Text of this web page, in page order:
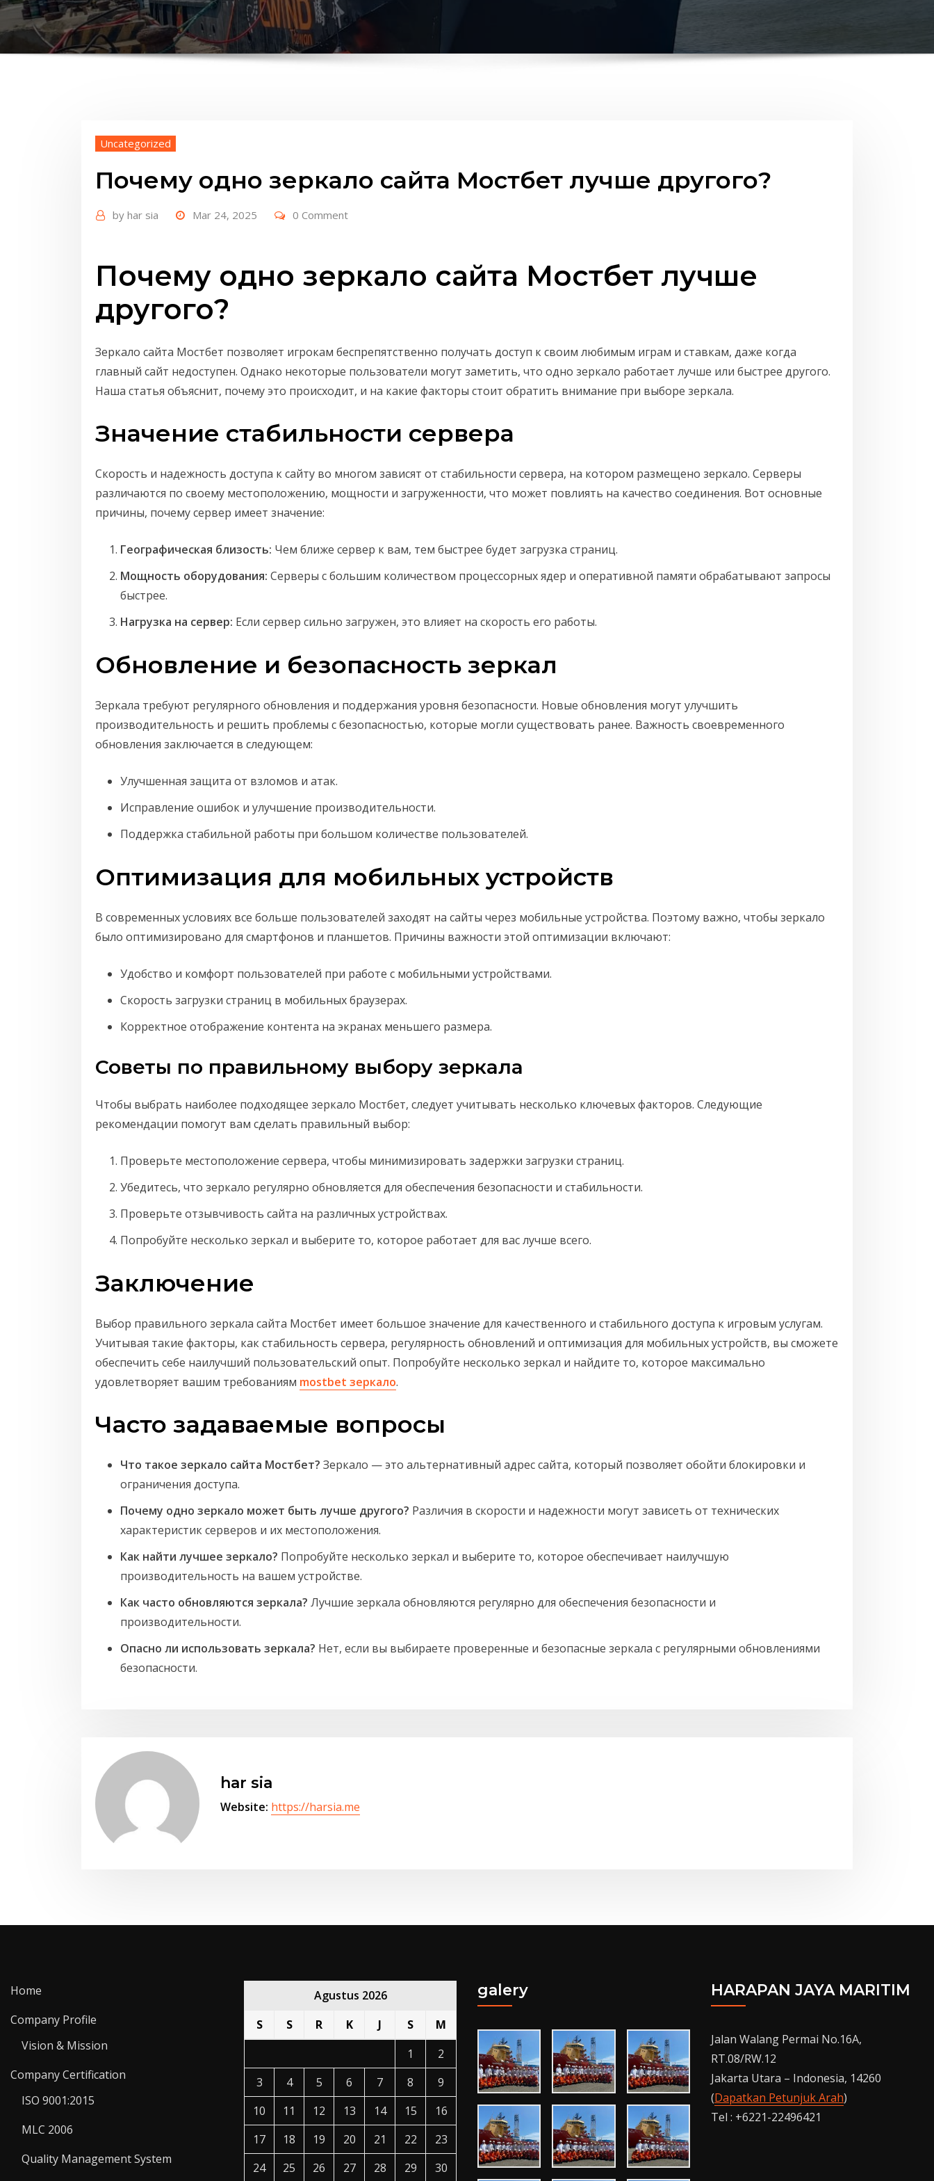
Uncategorized
Почему одно зеркало сайта Мостбет лучше другого?
by har sia Mar 24, 2025 0 Comment
Почему одно зеркало сайта Мостбет лучше
другого?
Зеркало сайта Мостбет позволяет игрокам беспрепятственно получать доступ к своим любимым играм и ставкам, даже когда
главный сайт недоступен. Однако некоторые пользователи могут заметить, что одно зеркало работает лучше или быстрее другого.
Наша статья объяснит, почему это происходит, и на какие факторы стоит обратить внимание при выборе зеркала.
Значение стабильности сервера
Скорость и надежность доступа к сайту во многом зависят от стабильности сервера, на котором размещено зеркало. Серверы
различаются по своему местоположению, мощности и загруженности, что может повлиять на качество соединения. Вот основные
причины, почему сервер имеет значение:
Географическая близость: Чем ближе сервер к вам, тем быстрее будет загрузка страниц.
Мощность оборудования: Серверы с большим количеством процессорных ядер и оперативной памяти обрабатывают запросы
быстрее.
Нагрузка на сервер: Если сервер сильно загружен, это влияет на скорость его работы.
Обновление и безопасность зеркал
Зеркала требуют регулярного обновления и поддержания уровня безопасности. Новые обновления могут улучшить
производительность и решить проблемы с безопасностью, которые могли существовать ранее. Важность своевременного
обновления заключается в следующем:
Улучшенная защита от взломов и атак.
Исправление ошибок и улучшение производительности.
Поддержка стабильной работы при большом количестве пользователей.
Оптимизация для мобильных устройств
В современных условиях все больше пользователей заходят на сайты через мобильные устройства. Поэтому важно, чтобы зеркало
было оптимизировано для смартфонов и планшетов. Причины важности этой оптимизации включают:
Удобство и комфорт пользователей при работе с мобильными устройствами.
Скорость загрузки страниц в мобильных браузерах.
Корректное отображение контента на экранах меньшего размера.
Советы по правильному выбору зеркала
Чтобы выбрать наиболее подходящее зеркало Мостбет, следует учитывать несколько ключевых факторов. Следующие
рекомендации помогут вам сделать правильный выбор:
Проверьте местоположение сервера, чтобы минимизировать задержки загрузки страниц.
Убедитесь, что зеркало регулярно обновляется для обеспечения безопасности и стабильности.
Проверьте отзывчивость сайта на различных устройствах.
Попробуйте несколько зеркал и выберите то, которое работает для вас лучше всего.
Заключение
Выбор правильного зеркала сайта Мостбет имеет большое значение для качественного и стабильного доступа к игровым услугам.
Учитывая такие факторы, как стабильность сервера, регулярность обновлений и оптимизация для мобильных устройств, вы сможете
обеспечить себе наилучший пользовательский опыт. Попробуйте несколько зеркал и найдите то, которое максимально
удовлетворяет вашим требованиям mostbet зеркало.
Часто задаваемые вопросы
Что такое зеркало сайта Мостбет? Зеркало — это альтернативный адрес сайта, который позволяет обойти блокировки и
ограничения доступа.
Почему одно зеркало может быть лучше другого? Различия в скорости и надежности могут зависеть от технических
характеристик серверов и их местоположения.
Как найти лучшее зеркало? Попробуйте несколько зеркал и выберите то, которое обеспечивает наилучшую
производительность на вашем устройстве.
Как часто обновляются зеркала? Лучшие зеркала обновляются регулярно для обеспечения безопасности и
производительности.
Опасно ли использовать зеркала? Нет, если вы выбираете проверенные и безопасные зеркала с регулярными обновлениями
безопасности.
har sia
Website: https://harsia.me
Home
Company Profile
Vision & Mission
Company Certification
ISO 9001:2015
MLC 2006
Quality Management System
Agustus 2026
S
S R K J S
M
1
2
3
4 5 6 7 8
9
10
11 12 13 14 15
16
17
18 19 20 21 22
23
24
25 26 27 28 29 30
galery HARAPAN JAYA MARITIM
Jalan Walang Permai No.16A,
RT.08/RW.12
Jakarta Utara – Indonesia, 14260
(Dapatkan Petunjuk Arah)
Tel : +6221-22496421